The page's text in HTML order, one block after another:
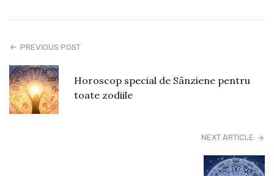
PREVIOUS POST
Horoscop special de Sânziene pentru
toate zodiile
NEXT ARTICLE